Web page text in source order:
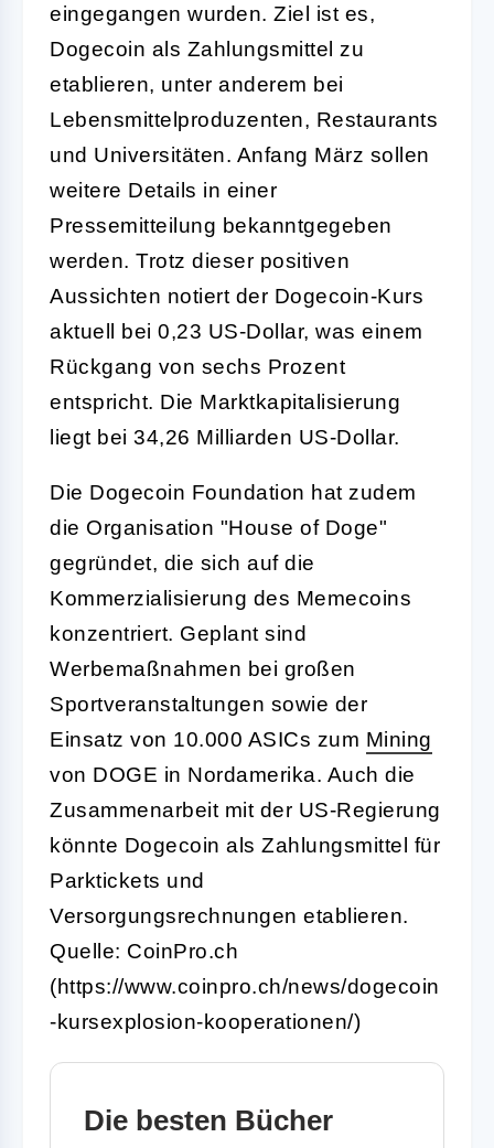
eingegangen wurden. Ziel ist es,
Dogecoin als Zahlungsmittel zu
etablieren, unter anderem bei
Lebensmittelproduzenten, Restaurants
und Universitäten. Anfang März sollen
weitere Details in einer
Pressemitteilung bekanntgegeben
werden. Trotz dieser positiven
Aussichten notiert der Dogecoin-Kurs
aktuell bei 0,23 US-Dollar, was einem
Rückgang von sechs Prozent
entspricht. Die Marktkapitalisierung
liegt bei 34,26 Milliarden US-Dollar.
Die Dogecoin Foundation hat zudem
die Organisation "House of Doge"
gegründet, die sich auf die
Kommerzialisierung des Memecoins
konzentriert. Geplant sind
Werbemaßnahmen bei großen
Sportveranstaltungen sowie der
Einsatz von 10.000 ASICs zum Mining
von DOGE in Nordamerika. Auch die
Zusammenarbeit mit der US-Regierung
könnte Dogecoin als Zahlungsmittel für
Parktickets und
Versorgungsrechnungen etablieren.
Quelle: CoinPro.ch
(https://www.coinpro.ch/news/dogecoin
-kursexplosion-kooperationen/)
Die besten Bücher